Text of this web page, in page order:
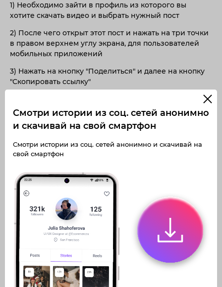
1) Необходимо зайти в профиль из которого вы
хотите скачать видео и выбрать нужный пост
2) После чего открыт этот пост и нажать на три точки
в правом верхнем углу экрана, для пользователей
мобильных приложений
3) Нажать на кнопку "Поделиться" и далее на кнопку
"Скопировать ссылку"
Если вы хотите скачать видео с компьютера, то для
этого необходимо просто скопировать ссылку и
https://storstories.com/download-video
Частые вопросы
Как скачать рилс из соц.
Смотри истории из соц. сетей анонимно
и скачивай на свой смартфон
Смотри истории из соц. сетей анонимно и скачивай на
свой смартфон